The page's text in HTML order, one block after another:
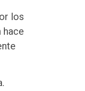
los
hace